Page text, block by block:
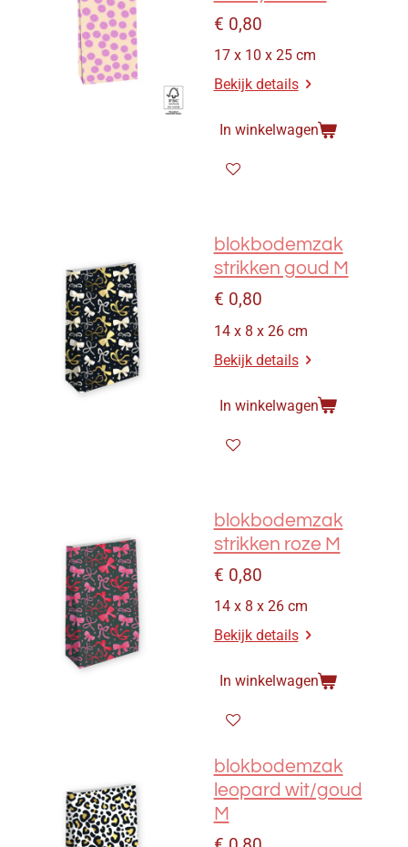
€ 0,80
17 x 10 x 25 cm
Bekijk details
In winkelwagen
blokbodemzak
strikken goud M
€ 0,80
14 x 8 x 26 cm
Bekijk details
In winkelwagen
blokbodemzak
strikken roze M
€ 0,80
14 x 8 x 26 cm
Bekijk details
In winkelwagen
blokbodemzak
leopard wit/goud
M